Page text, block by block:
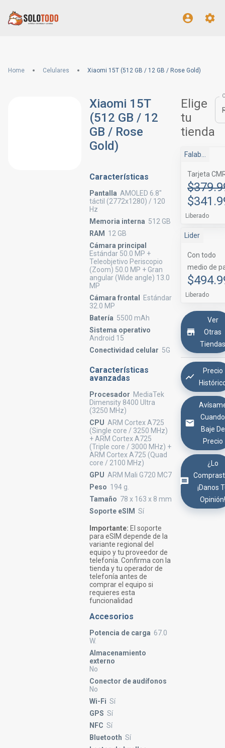
Home Celulares Xiaomi 15T (512 GB / 12 GB / Rose Gold)
Xiaomi 15T
(512 GB / 12
GB / Rose
Gold)
Características
Pantalla AMOLED 6.8"
táctil (2772x1280) / 120
Hz
Memoria interna 512 GB
RAM
12 GB
Cámara principal
Estándar 50.0 MP +
Teleobjetivo Periscopio
(Zoom) 50.0 MP + Gran
angular (Wide angle) 13.0
MP
Cámara frontal
Estándar
32.0 MP
Batería 5500 mAh
Sistema operativo
Android 15
Conectividad celular 5G
Características
avanzadas
Procesador MediaTek
Dimensity 8400 Ultra
(3250 MHz)
CPU ARM Cortex A725
(Single core / 3250 MHz)
+ ARM Cortex A725
(Triple core / 3000 MHz) +
ARM Cortex A725 (Quad
core / 2100 MHz)
GPU ARM Mali G720 MC7
Peso 194 g.
Tamaño 78 x 163 x 8 mm
Soporte eSIM Sí
Importante: El soporte
para eSIM depende de la
variante regional del
equipo y tu proveedor de
telefonía. Confirma con la
tienda y tu operador de
telefonía antes de
comprar el equipo si
requieres esta
funcionalidad
Accesorios
Potencia de carga 67.0
W.
Almacenamiento
externo
No
Conector de audífonos
No
Wi-Fi Sí
GPS Sí
NFC Sí
Bluetooth Sí
Elige
tu
tienda
Falabella
Tarjeta
Liberado
Lider
Con todo
medio de
Liberado
Ver
Otras
Precio
Cuando
Baje De
Precio
¿Lo
¡Danos